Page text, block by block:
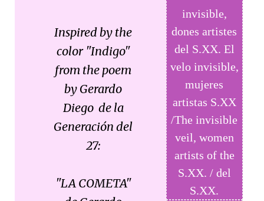
Inspired by the
color "Indigo"
from the poem
by Gerardo
Diego de la
Generación del
27:
"LA COMETA"
invisible,
dones artistes
del S.XX. El
velo invisible,
mujeres
artistas S.XX
/The invisible
veil, women
artists of the
S.XX. / del
S.XX.